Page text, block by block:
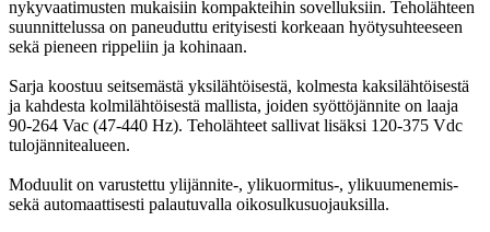
nykyvaatimusten mukaisiin kompakteihin sovelluksiin. Teholähteen
suunnittelussa on paneuduttu erityisesti korkeaan hyötysuhteeseen
sekä pieneen rippeliin ja kohinaan.
Sarja koostuu seitsemästä yksilähtöisestä, kolmesta kaksilähtöisestä
ja kahdesta kolmilähtöisestä mallista, joiden syöttöjännite on laaja
90-264 Vac (47-440 Hz). Teholähteet sallivat lisäksi 120-375 Vdc
tulojännitealueen.
Moduulit on varustettu ylijännite-, ylikuormitus-, ylikuumenemis-
sekä automaattisesti palautuvalla oikosulkusuojauksilla.